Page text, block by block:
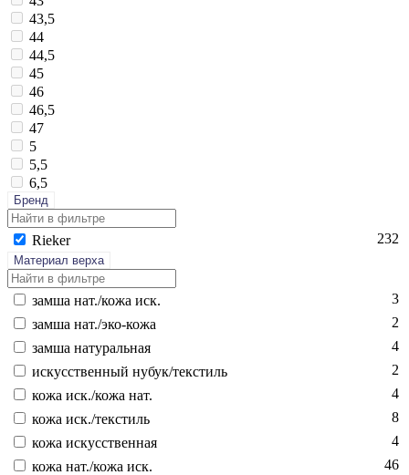
43,5
44
44,5
45
46
46,5
47
5
5,5
6,5
Бренд
Ri­eker 232
Материал верха
зам­ша нат./ко­жа иск.
3
зам­ша нат./эко-ко­жа
2
зам­ша на­тураль­ная
4
ис­кусс­твен­ный ну­бук/текс­тиль
2
ко­жа иск./ко­жа нат.
4
ко­жа иск./текс­тиль
8
ко­жа ис­кусс­твен­ная
4
ко­жа нат./ко­жа иск.
46